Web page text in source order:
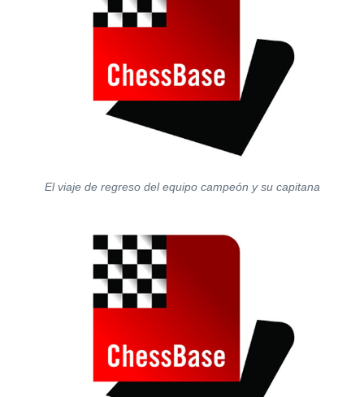
El viaje de regreso del equipo campeón y su capitana